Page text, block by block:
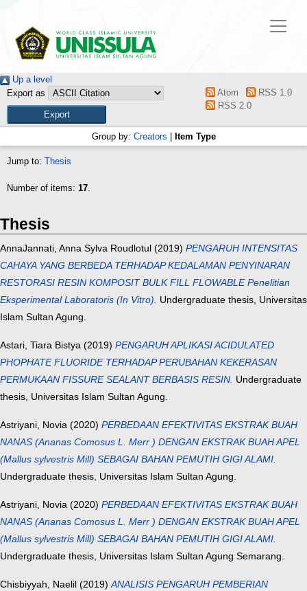
Up a level
Export as
Atom
RSS 1.0
RSS 2.0
Group by: Creators Item Type
Jump to: Thesis
Number of items: 17.
Thesis
AnnaJannati, Anna Sylva Roudlotul (2019) PENGARUH INTENSITAS
CAHAYA YANG BERBEDA TERHADAP KEDALAMAN PENYINARAN
RESTORASI RESIN KOMPOSIT BULK FILL FLOWABLE Penelitian
Eksperimental Laboratoris (In Vitro). Undergraduate thesis, Universitas
Islam Sultan Agung.
Astari, Tiara Bistya (2019) PENGARUH APLIKASI ACIDULATED
PHOPHATE FLUORIDE TERHADAP PERUBAHAN KEKERASAN
PERMUKAAN FISSURE SEALANT BERBASIS RESIN. Undergraduate
thesis, Universitas Islam Sultan Agung.
Astriyani, Novia (2020) PERBEDAAN EFEKTIVITAS EKSTRAK BUAH
NANAS (Ananas Comosus L. Merr ) DENGAN EKSTRAK BUAH APEL
(Mallus sylvestris Mill) SEBAGAI BAHAN PEMUTIH GIGI ALAMI.
Undergraduate thesis, Universitas Islam Sultan Agung.
Astriyani, Novia (2020) PERBEDAAN EFEKTIVITAS EKSTRAK BUAH
NANAS (Ananas Comosus L. Merr ) DENGAN EKSTRAK BUAH APEL
(Mallus sylvestris Mill) SEBAGAI BAHAN PEMUTIH GIGI ALAMI.
Undergraduate thesis, Universitas Islam Sultan Agung Semarang.
Chisbiyyah, Naelil (2019)ANALISIS PENGARUH PEMBERIAN